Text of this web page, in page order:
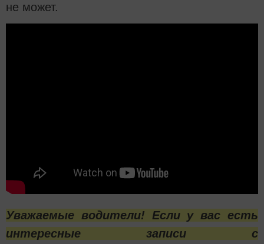
не может.
Уважаемые водители! Если у вас есть
интересные записи с